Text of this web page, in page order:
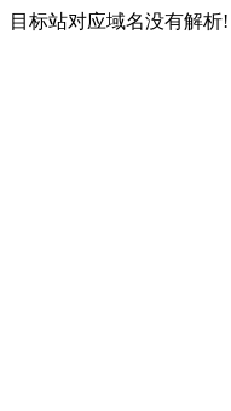
目标站对应域名没有解析!